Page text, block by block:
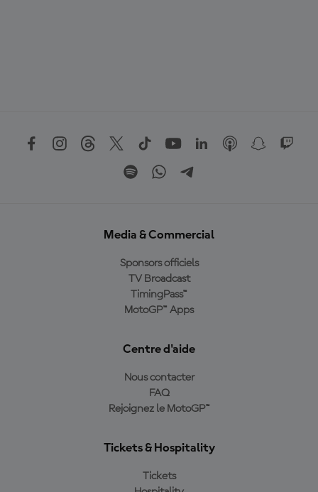
Media & Commercial
Sponsors officiels
TV Broadcast
TimingPass™
MotoGP™ Apps
Centre d'aide
Nous contacter
FAQ
Rejoignez le MotoGP™
Tickets & Hospitality
Tickets